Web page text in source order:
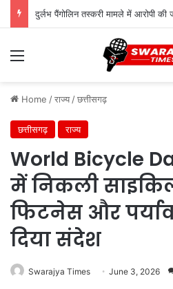
दुर्लभ पैंगोलिन तस्करी मामले में आरोपी की
Menu
Home /राज्य /छत्तीसगढ़
छत्तीसगढ़ राज्य
World Bicycle
में निकली
फिटनेस और
दिया संदेश
Swarajya Times June 3, 2026